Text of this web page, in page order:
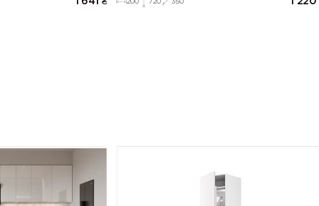
1 641 ₴ 200 720 350 1 220